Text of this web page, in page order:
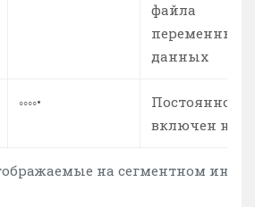
на сегментном
файла
переменных
данных
◦◦◦◦•
Постоянно
включен